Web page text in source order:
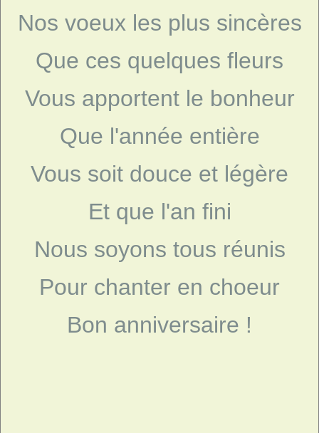
Nos voeux les plus sincères
Que ces quelques fleurs
Vous apportent le bonheur
Que l'année entière
Vous soit douce et légère
Et que l'an fini
Nous soyons tous réunis
Pour chanter en choeur
Bon anniversaire !